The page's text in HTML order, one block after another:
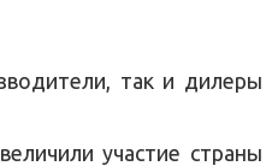
так и дилеры
участие страны